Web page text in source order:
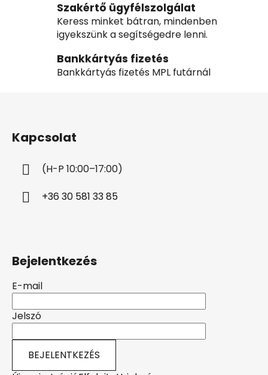
Szakértő ügyfélszolgálat
Keress minket bátran, mindenben
igyekszünk a segítségedre lenni.
Bankkártyás fizetés
Bankkártyás fizetés MPL futárnál
Kapcsolat
(H-P 10:00–17:00)
+36 30 581 33 85
Bejelentkezés
E-mail
Jelszó
BEJELENTKEZÉS